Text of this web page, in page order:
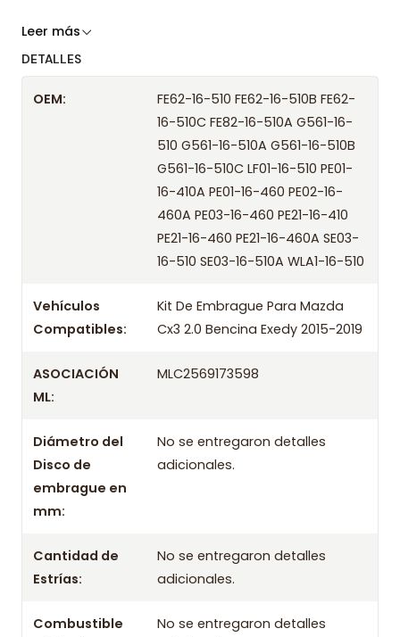
Somos especialistas en embragues desde 2019,
Años compatibles
Kit De Embrague Para Mazda Cx3 2.0 Bencina
Kit De Embrague Para Mazda Cx3 2.0 Bencina
Kit De Embrague Para Mazda Cx3 2.0 Bencina
Exedy 2017
Exedy 2018
Kit De Embrague Para Mazda Cx3 2.0 Bencina
Leer más
DETALLES
OEM:
FE62-16-510 FE62-16-510B FE62-
16-510C FE82-16-510A G561-16-
510 G561-16-510A G561-16-510B
G561-16-510C LF01-16-510 PE01-
16-410A PE01-16-460 PE02-16-
460A PE03-16-460 PE21-16-410
PE21-16-460 PE21-16-460A SE03-
16-510 SE03-16-510A WLA1-16-510
Vehículos
Compatibles:
Kit De Embrague Para Mazda
Cx3 2.0 Bencina Exedy 2015-2019
ASOCIACIÓN
ML:
MLC2569173598
Diámetro del
Disco de
embrague en
mm:
No se entregaron detalles
adicionales.
Cantidad de
Estrías:
No se entregaron detalles
adicionales.
Combustible
No se entregaron detalles